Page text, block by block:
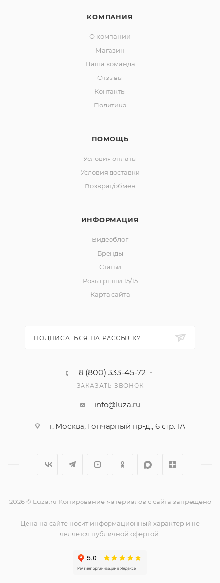
КОМПАНИЯ
О компании
Магазин
Наша команда
Отзывы
Контакты
Политика
ПОМОЩЬ
Условия оплаты
Условия доставки
Возврат/обмен
ИНФОРМАЦИЯ
Видеоблог
Бренды
Статьи
Розыгрыши 15/15
Карта сайта
ПОДПИСАТЬСЯ НА РАССЫЛКУ
8 (800) 333-45-72
ЗАКАЗАТЬ ЗВОНОК
info@luza.ru
г. Москва, Гончарный пр-д., 6 стр. 1А
2026 © Luza.ru Копирование материалов с сайта запрещено
Цена на сайте носит информационный характер и не
является публичной офертой.